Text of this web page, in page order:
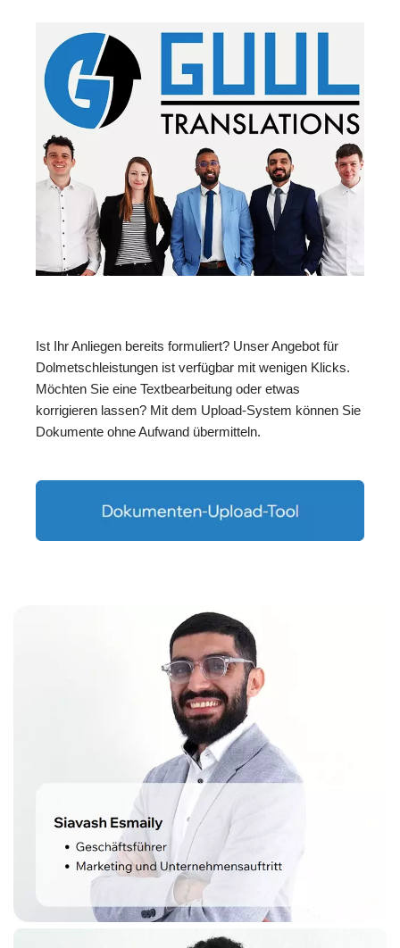
Ist Ihr Anliegen bereits formuliert? Unser Angebot für
Dolmetschleistungen ist verfügbar mit wenigen Klicks.
Möchten Sie eine Textbearbeitung oder etwas
korrigieren lassen? Mit dem Upload-System können Sie
Dokumente ohne Aufwand übermitteln.